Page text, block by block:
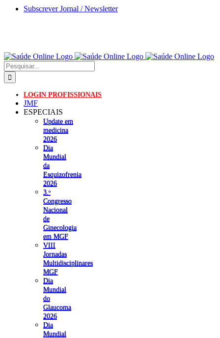
Skip
Subscrever Jornal / Newsletter
Pesquisar
LOGIN PROFISSIONAIS
JMF
ESPECIAIS
Update em
medicina
2026
Dia
Mundial
da
Esquizofrenia
2026
3.ᵒ
Congresso
Nacional
de
Ginecologia
em MGF
VIII
Jornadas
Multidisciplinares
MGF
Dia
Mundial
do
Glaucoma
2026
Dia
Mundial